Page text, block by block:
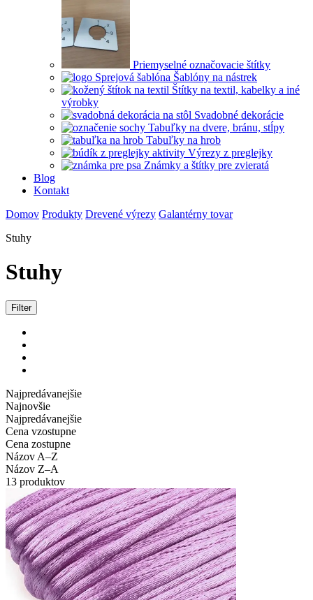
Priemyselné označovacie štítky
Šablóny na nástrek
Štítky na textil, kabelky a iné
výrobky
Svadobné dekorácie
Tabuľky na dvere, bránu, stĺpy
Tabuľky na hrob
Výrezy z preglejky
Známky a štítky pre zvieratá
Blog
Kontakt
Domov Produkty Drevené výrezy Galantérny tovar
Stuhy
Stuhy
Filter
Najpredávanejšie
Najnovšie
Najpredávanejšie
Cena vzostupne
Cena zostupne
Názov A–Z
Názov Z–A
13 produktov